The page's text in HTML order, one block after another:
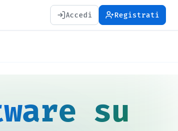
Accedi Registrati
su